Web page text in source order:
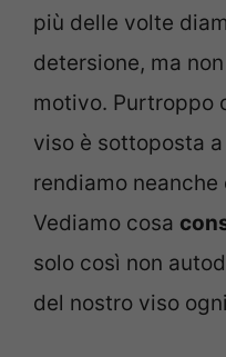
più delle volte
detersione, ma
motivo. Purtroppo
viso è sottoposta
rendiamo neanche
Vediamo cosa
solo così non
del nostro viso